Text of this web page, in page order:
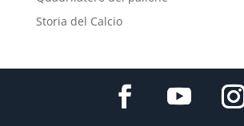
Storia del Calcio